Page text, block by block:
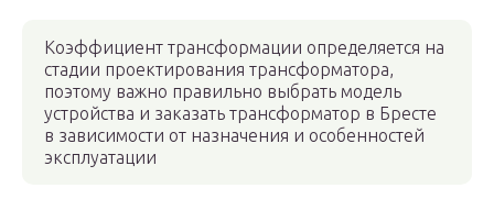
Коэффициент трансформации определяется на
стадии проектирования трансформатора,
поэтому важно правильно выбрать модель
устройства и заказать трансформатор в Бресте
в зависимости от назначения и особенностей
эксплуатации